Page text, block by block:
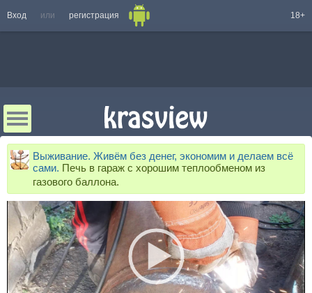
Вход или регистрация 18+
Выживание. Живём без денег, экономим и делаем всё
сами. Печь в гараж с хорошим теплообменом из
газового баллона.